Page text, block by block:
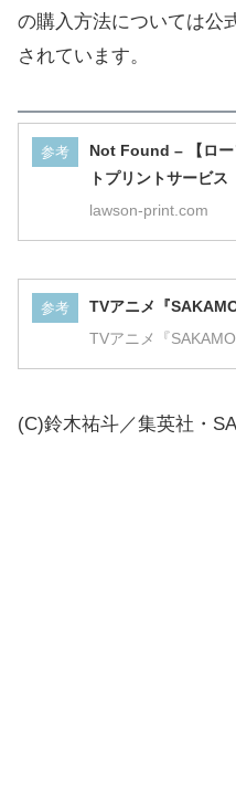
の購入方法については公
されています。
参考
Not Found – 【ロー
トプリントサービス
lawson-print.com
参考 TVアニメ『
TVアニメ『
(C)鈴木祐斗／集英社・